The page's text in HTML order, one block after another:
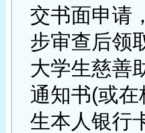
交书面申请
步审查后领
大学生慈善
通知书(或
生本人银行